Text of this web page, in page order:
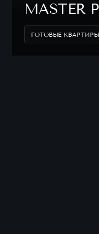
MASTER
ГОТОВЫЕ КВАРТИРЫ